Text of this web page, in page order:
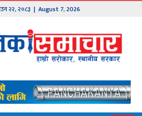
२२,२०८३ | August 7, 2026